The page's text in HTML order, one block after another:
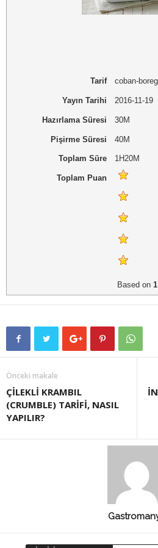
Tarif coban-
Yayın Tarihi 2016-11-19
Hazırlama Süresi 30M
Pişirme Süresi 40M
Toplam Süre 1H20M
Toplam Puan
Based on 1
Önceki makale
ÇİLEKLİ KRAMBIL
(CRUMBLE) TARİFİ, NASIL
YAPILIR?